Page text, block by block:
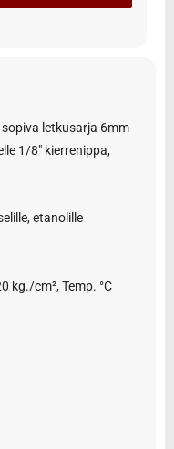
letkusarja 6mm
1/8″ kierrenippa,
etanolille
kg./cm², Temp. °C